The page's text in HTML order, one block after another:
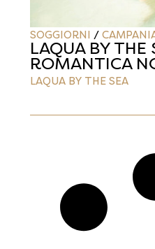
SOGGIORNI /
LAQUA BY THE
ROMANTICA
LAQUA BY THE SEA